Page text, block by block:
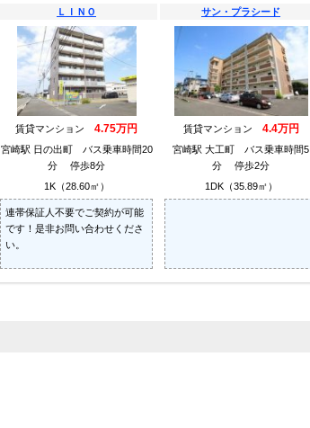
ＬＩＮＯ
賃貸マンション 4.75万円
宮崎駅 日の出町 バス乗車時間20
分 停歩8分
1K（28.60㎡）
連帯保証人不要でご契約が可能
です！是非お問い合わせくださ
い。
サン・プラシード
賃貸マンション 4.4万円
宮崎駅 大工町 バス乗車時間5
分 停歩2分
1DK（35.89㎡）